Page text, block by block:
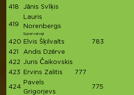
418
Jānis Svīķis
419
Lauris
Norenbergs
Supervaroņi
420 Elvis Šķilvalts 783
421
Andis Dzērve
422
Juris Čaikovskis
423
Ervins Zalitis 777
424
Pavels
Grigorjevs
775